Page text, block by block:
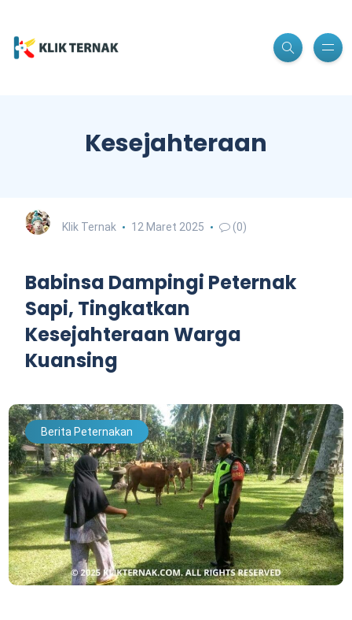
Kesejahteraan
Klik Ternak 12 Maret 2025 (0)
Babinsa Dampingi Peternak
Sapi, Tingkatkan
Kesejahteraan Warga
Kuansing
Berita Peternakan